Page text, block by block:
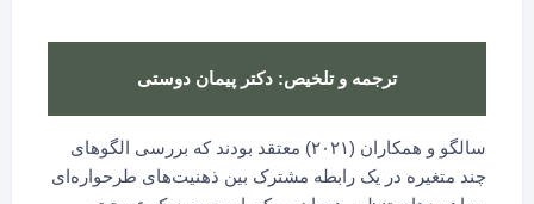
ترجمه و تلخیص: دکتر پیمان دوستی
سالگو و همکاران (۲۰۲۱) معتقد بودند که بررسی الگوهای
چند متغیره در یک رابطه مشترک بین ذهنیت‌های طرحواره‌ای